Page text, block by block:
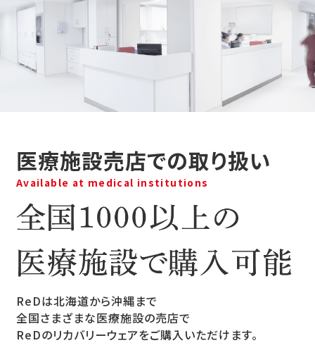
医療施設売店での取り扱い
Available at medical institutions
ReDは北海道から沖縄まで
全国さまざまな医療施設の売店で
ReDのリカバリーウェアをご購入いただけます。